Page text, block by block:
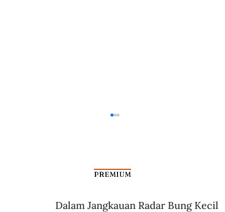
Taktik Cerdik Misi Diplomatik
PREMIUM
Dalam Jangkauan Radar Bung Kecil